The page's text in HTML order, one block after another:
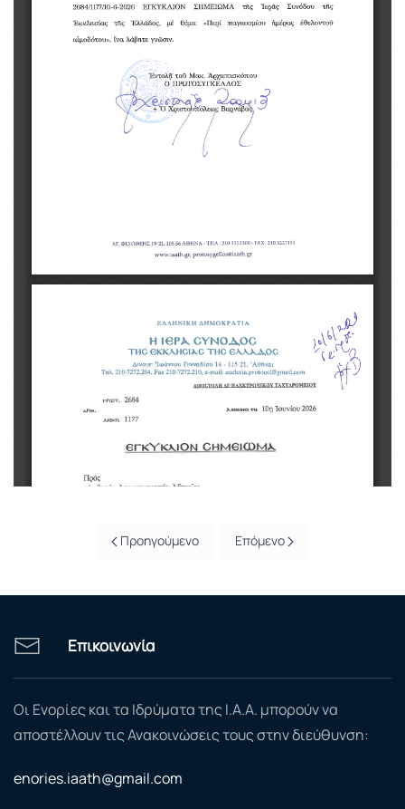
Προηγούμενο Επόμενο
Επικοινωνία
Οι Ενορίες και τα Ιδρύματα της Ι.Α.Α. μπορούν να
αποστέλλουν τις Ανακοινώσεις τους στην διεύθυνση:
enories.iaath@gmail.com